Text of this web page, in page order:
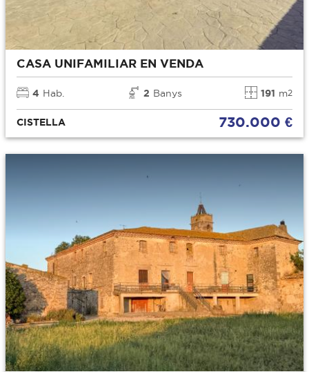
CASA UNIFAMILIAR EN VENDA
4 Hab. 2 Banys 191 m2
CISTELLA 730.000 €